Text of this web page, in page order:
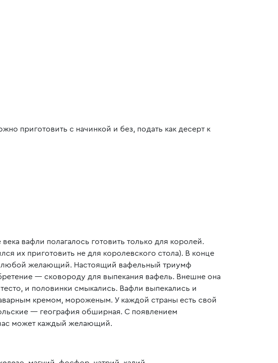
приготовить с начинкой и без, подать как десерт к
вафли полагалось готовить только для королей.
их приготовить не для королевского стола). В конце
любой желающий. Настоящий вафельный триумф
— сковороду для выпекания вафель. Внешне она
и половинки смыкались. Вафли выпекались и
кремом, мороженым. У каждой страны есть свой
— география обширная. С появлением
может каждый желающий.